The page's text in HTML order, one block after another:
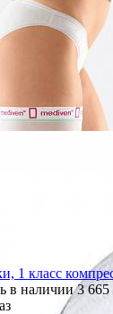
1 класс
в наличии 3 665